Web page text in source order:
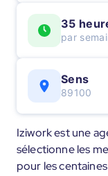
35
par
Sens
89100
Iziwork est une
sélectionne les
pour les